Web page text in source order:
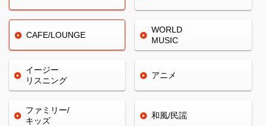
CAFE/LOUNGE
WORLD
MUSIC
イージー
リスニング
アニメ
ファミリー/
キッズ
和風/民謡